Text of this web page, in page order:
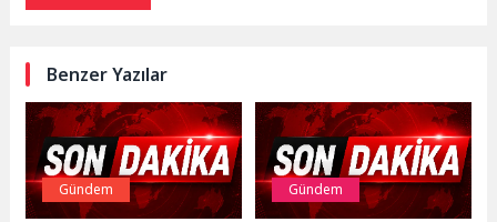
Benzer Yazılar
Gündem Gündem